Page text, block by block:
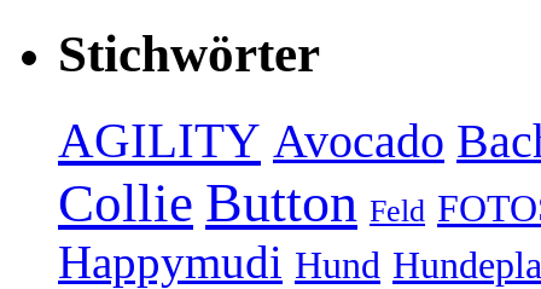
Stichwörter
AGILITY Avocado
Collie Button Feld
Happymudi Hund